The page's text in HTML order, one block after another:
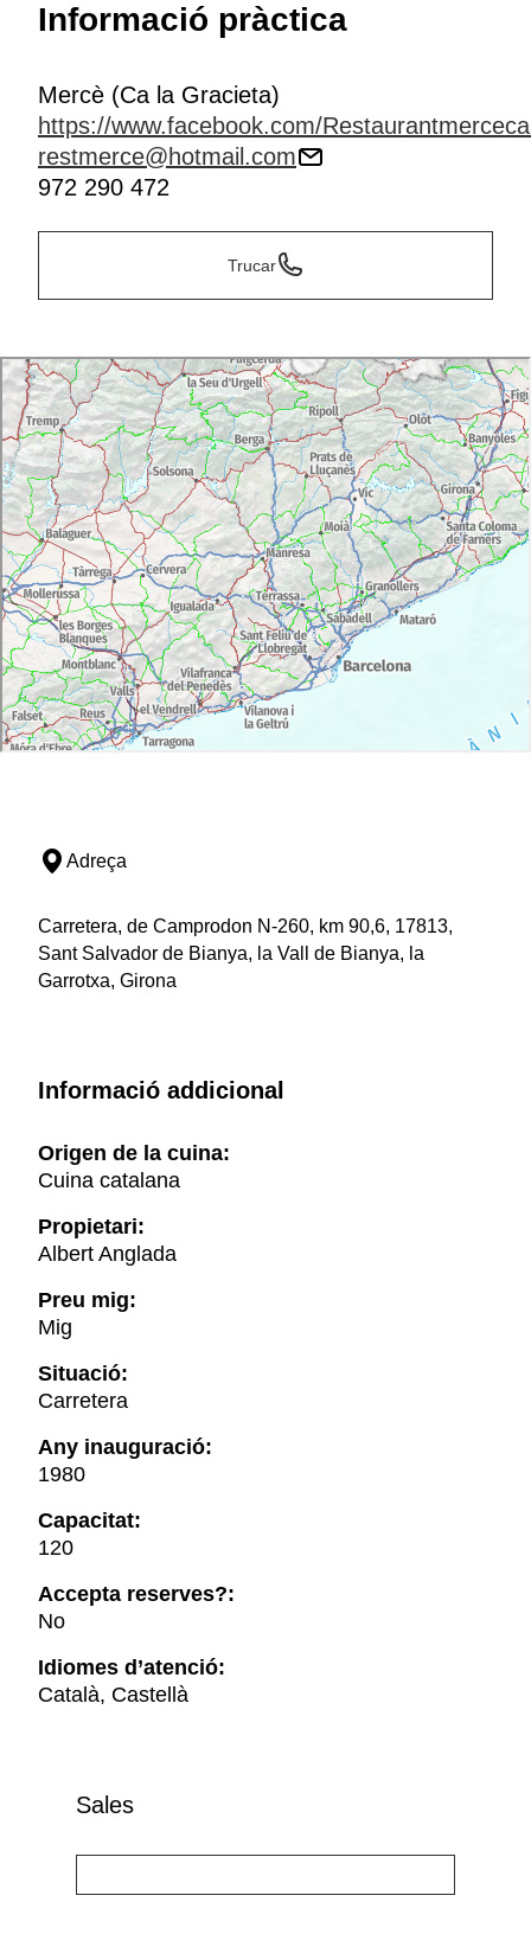
Informació pràctica
Mercè (Ca la Gracieta)
https://www.facebook.com/
restmerce@hotmail.com
972 290 472
Trucar
Adreça
Carretera, de Camprodon N-260, km 90,6, 17813,
Sant Salvador de Bianya, la Vall de Bianya, la
Garrotxa, Girona
Informació addicional
Origen de la cuina:
Cuina catalana
Propietari:
Albert Anglada
Preu mig:
Mig
Situació:
Carretera
Any inauguració:
1980
Capacitat:
120
Accepta reserves?:
No
Idiomes d’atenció:
Català, Castellà
Sales